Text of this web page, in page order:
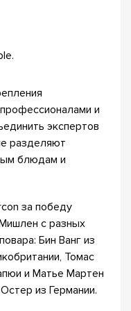
и
экспертов
разделяют
блюдам и
за победу
с разных
Бин Ванг из
Томас
и Матье Мартен
из Германии.